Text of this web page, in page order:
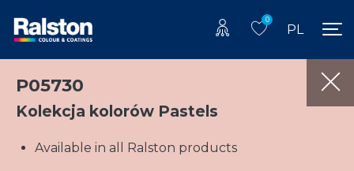
0
PL
P05730
Kolekcja kolorów Pastels
Available in all Ralston products